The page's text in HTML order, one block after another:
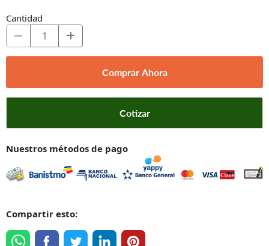
Cantidad
Comprar Ahora
Cotizar
Nuestros métodos de pago
Compartir esto: